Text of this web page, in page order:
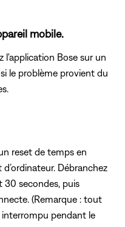
mobile.
l'application Bose sur un
le problème provient du
reset de temps en
Débranchez
30 secondes, puis
(Remarque : tout
pendant le